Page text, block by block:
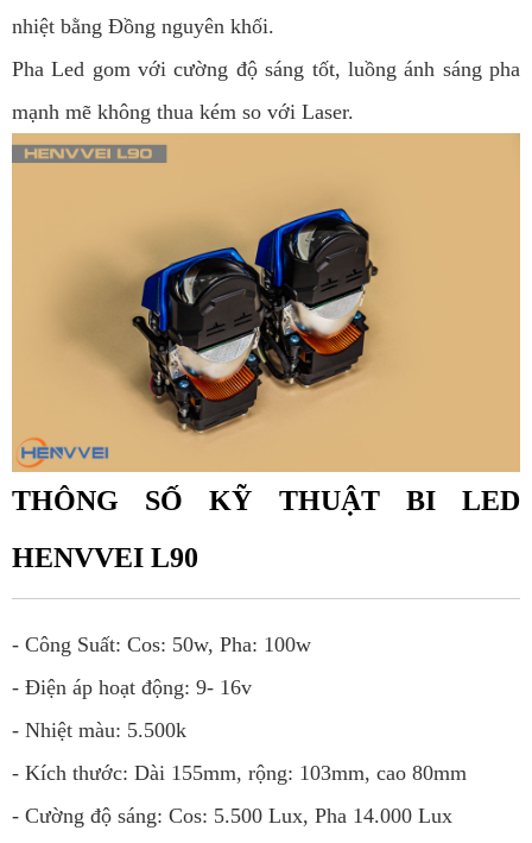
nhiệt bằng Đồng nguyên khối.
Pha Led gom với cường độ sáng tốt, luồng ánh sáng pha
mạnh mẽ không thua kém so với Laser.
THÔNG SỐ KỸ THUẬT BI LED
HENVVEI L90
- Công Suất: Cos: 50w, Pha: 100w
- Điện áp hoạt động: 9- 16v
- Nhiệt màu: 5.500k
- Kích thước: Dài 155mm, rộng: 103mm, cao 80mm
- Cường độ sáng: Cos: 5.500 Lux, Pha 14.000 Lux